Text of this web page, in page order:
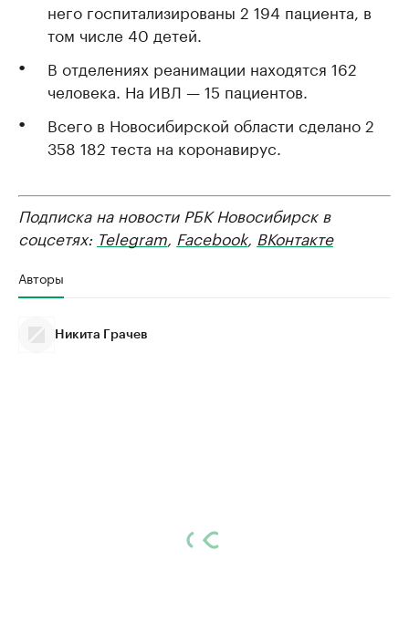
него госпитализированы 2 194 пациента, в
том числе 40 детей.
В отделениях реанимации находятся 162
человека. На ИВЛ — 15 пациентов.
Всего в Новосибирской области сделано 2
358 182 теста на коронавирус.
Подписка на новости РБК Новосибирск в
соцсетях: Telegram, Facebook, ВКонтакте
Авторы
Никита Грачев